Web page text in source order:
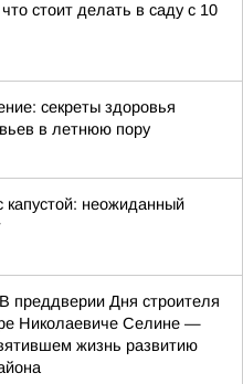
стоит делать в саду с 10
секреты здоровья
в летнюю пору
капустой: неожиданный
преддверии Дня строителя
Николаевиче Селине —
жизнь развитию